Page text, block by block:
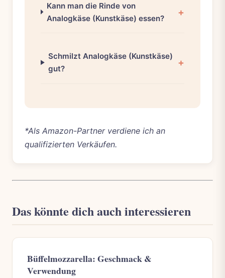
Kann man die Rinde von
Analogkäse (Kunstkäse) essen?
Schmilzt Analogkäse (Kunstkäse)
gut?
*Als Amazon-Partner verdiene ich an
qualifizierten Verkäufen.
Das könnte dich auch interessieren
Büffelmozzarella: Geschmack &
Verwendung